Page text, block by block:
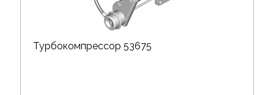
Турбокомпрессор 53675